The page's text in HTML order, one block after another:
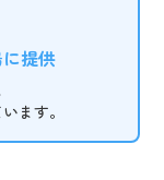
提供
ます。